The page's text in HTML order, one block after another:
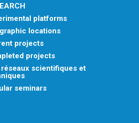
platforms
locations
projects
projects
réseaux scientifiques et
seminars